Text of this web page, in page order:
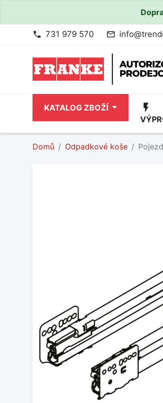
phone 731 979 570 mail_outline
KATALOG ZBOŽÍ flash_on
Domů Odpadkové koše